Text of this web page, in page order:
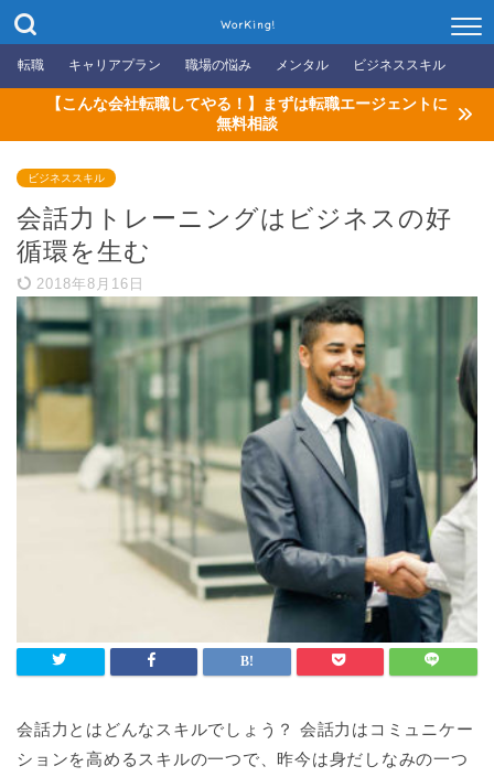
WorKing!
転職 キャリアプラン 職場の悩み メンタル ビジネススキル
【こんな会社転職してやる！】まずは転職エージェントに
無料相談
ビジネススキル
会話力トレーニングはビジネスの好
循環を生む
2018年8月16日
会話力とはどんなスキルでしょう？ 会話力はコミュニケー
ションを高めるスキルの一つで、昨今は身だしなみの一つ